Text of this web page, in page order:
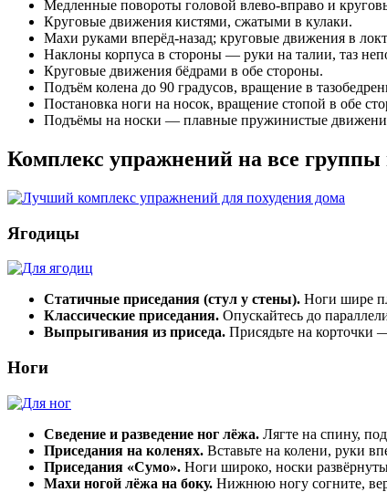
Медленные повороты головой влево-вправо и
Круговые движения кистями, сжатыми в кулаки.
Махи руками вперёд-назад; круговые движения в
Наклоны корпуса в стороны — руки на талии, таз
Круговые движения бёдрами в обе стороны.
Подъём колена до 90 градусов, вращение в
Постановка ноги на носок, вращение стопой в обе
Подъёмы на носки — плавные пружинистые
Комплекс упражнений на все
Ягодицы
Статичные приседания (стул у стены). Ноги шире
Классические приседания. Опускайтесь до
Выпрыгивания из приседа. Присядьте на корточки
Ноги
Сведение и разведение ног лёжа. Лягте на спину,
Приседания на коленях. Вставьте на колени, руки
Приседания «Сумо». Ноги широко, носки
Махи ногой лёжа на боку. Нижнюю ногу согните,